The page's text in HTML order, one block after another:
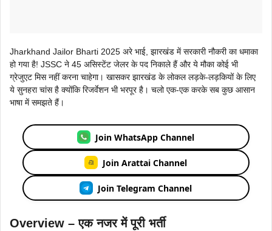
Jharkhand Jailor Bharti 2025 अरे भाई, झारखंड में सरकारी नौकरी का धमाका
हो गया है! JSSC ने 45 असिस्टेंट जेलर के पद निकाले हैं और ये मौका कोई भी
ग्रेजुएट मिस नहीं करना चाहेगा। खासकर झारखंड के लोकल लड़के-लड़कियों के लिए
ये सुनहरा चांस है क्योंकि रिजर्वेशन भी भरपूर है। चलो एक-एक करके सब कुछ आसान
भाषा में समझते हैं।
Join WhatsApp Channel
Join Arattai Channel
Join Telegram Channel
Overview – एक नजर में पूरी भर्ती